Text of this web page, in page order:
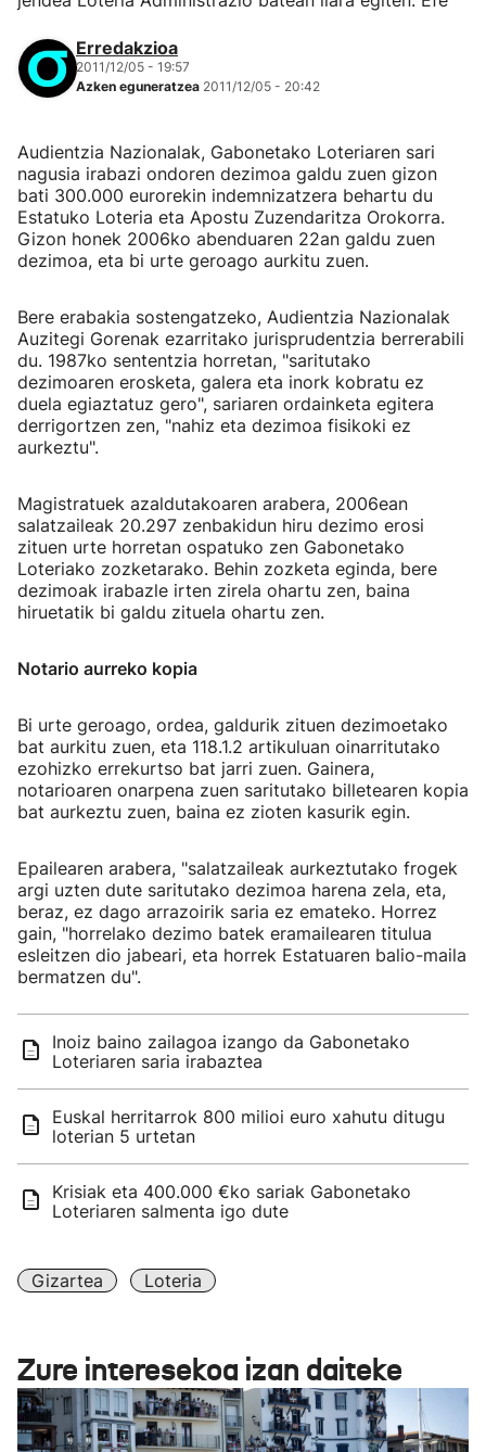
Erredakzioa
2011/12/05 - 19:57
Azken eguneratzea 2011/12/05 - 20:42
Audientzia Nazionalak, Gabonetako Loteriaren sari
nagusia irabazi ondoren dezimoa galdu zuen gizon
bati 300.000 eurorekin indemnizatzera behartu du
Estatuko Loteria eta Apostu Zuzendaritza Orokorra.
Gizon honek 2006ko abenduaren 22an galdu zuen
dezimoa, eta bi urte geroago aurkitu zuen.
Bere erabakia sostengatzeko, Audientzia Nazionalak
Auzitegi Gorenak ezarritako jurisprudentzia berrerabili
du. 1987ko sententzia horretan, "saritutako
dezimoaren erosketa, galera eta inork kobratu ez
duela egiaztatuz gero", sariaren ordainketa egitera
derrigortzen zen, "nahiz eta dezimoa fisikoki ez
aurkeztu".
Magistratuek azaldutakoaren arabera, 2006ean
salatzaileak 20.297 zenbakidun hiru dezimo erosi
zituen urte horretan ospatuko zen Gabonetako
Loteriako zozketarako. Behin zozketa eginda, bere
dezimoak irabazle irten zirela ohartu zen, baina
hiruetatik bi galdu zituela ohartu zen.
Notario aurreko kopia
Bi urte geroago, ordea, galdurik zituen dezimoetako
bat aurkitu zuen, eta 118.1.2 artikuluan oinarritutako
ezohizko errekurtso bat jarri zuen. Gainera,
notarioaren onarpena zuen saritutako billetearen kopia
bat aurkeztu zuen, baina ez zioten kasurik egin.
Epailearen arabera, "salatzaileak aurkeztutako frogek
argi uzten dute saritutako dezimoa harena zela, eta,
beraz, ez dago arrazoirik saria ez emateko. Horrez
gain, "horrelako dezimo batek eramailearen titulua
esleitzen dio jabeari, eta horrek Estatuaren balio-maila
bermatzen du".
Inoiz baino zailagoa izango da Gabonetako
Loteriaren saria irabaztea
Euskal herritarrok 800 milioi euro xahutu ditugu
loterian 5 urtetan
Krisiak eta 400.000 €ko sariak Gabonetako
Loteriaren salmenta igo dute
Gizartea Loteria
Zure interesekoa izan daiteke